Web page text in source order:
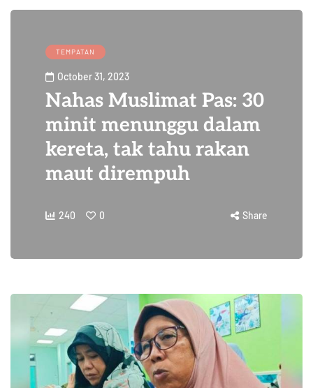
TEMPATAN
October 31, 2023
Nahas Muslimat Pas: 30
minit menunggu dalam
kereta, tak tahu rakan
maut dirempuh
240 0 Share